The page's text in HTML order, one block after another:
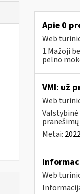
Apie 0
Web
1.Mažoji
pelno
VMI: už
Web
Valstybinė
Metai:
Web